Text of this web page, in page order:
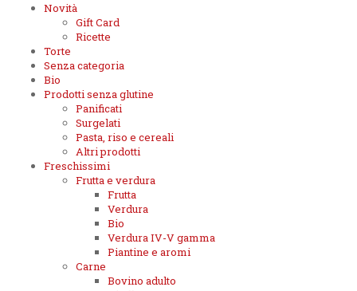
Novità
Gift Card
Ricette
Torte
Senza categoria
Bio
Prodotti senza glutine
Panificati
Surgelati
Pasta, riso e cereali
Altri prodotti
Freschissimi
Frutta e verdura
Frutta
Verdura
Bio
Verdura IV-V gamma
Piantine e aromi
Carne
Bovino adulto